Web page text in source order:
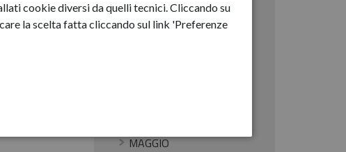
cookie diversi da quelli tecnici. Cliccando su
la scelta fatta cliccando sul link 'Preferenze
Anno-2025
MAGGIO